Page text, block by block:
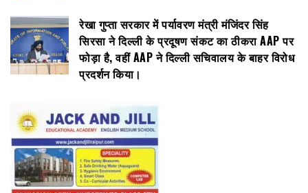
रेखा गुप्ता सरकार में पर्यावरण मंत्री मंजिंदर सिंह
सिरसा ने दिल्ली के प्रदूषण संकट का ठीकरा AAP पर
फोड़ा है, वहीं AAP ने दिल्ली सचिवालय के बाहर विरोध
प्रदर्शन किया।